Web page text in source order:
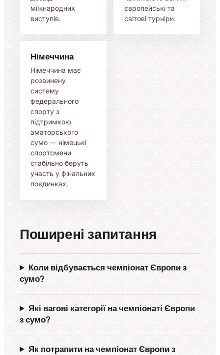
міжнародних
виступів.
європейські та
світові турніри.
Німеччина
Німеччина має
розвинену
систему
федерального
спорту з
підтримкою
аматорського
сумо — німецькі
спортсмени
стабільно беруть
участь у фінальних
поєдинках.
Поширені запитання
Коли відбувається чемпіонат Європи з
сумо?
Які вагові категорії на чемпіонаті Європи
з сумо?
Як потрапити на чемпіонат Європи з